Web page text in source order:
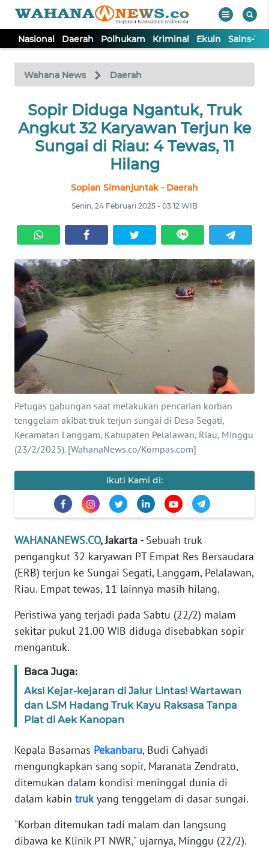
Nasional Daerah Polhukam Kriminal Ekuin Sains-
Wahana News Daerah
Sopir Diduga Ngantuk, Truk
Angkut 32 Karyawan Terjun ke
Sungai di Riau: 4 Tewas, 11
Hilang
Sopian Simanjuntak - Daerah
Senin, 24 Februari 2025 - 03:12 WIB
Petugas gabungan saat melakukan pencarian korban
tenggelam akibat truk terjun sungai di Desa Segati,
Kecamatan Langgam, Kabupaten Pelalawan, Riau, Minggu
(23/2/2025). [WahanaNews.co/Kompas.com]
Ikuti Kami di:
WAHANANEWS.CO, Jakarta -Sebuah truk
pengangkut 32 karyawan PT Empat Res Bersaudara
(ERB) terjun ke Sungai Segati, Langgam, Pelalawan,
Riau. Empat tewas, 11 lainnya masih hilang.
Peristiwa yang terjadi pada Sabtu (22/2) malam
sekitar pukul 21.00 WIB diduga disebabkan sopir
mengantuk.
Baca Juga:
Aksi Kejar-kejaran di Jalur Lintas! Wartawan
dan LSM Hadang Truk Kayu Raksasa Tanpa
Plat di Aek Kanopan
Kepala Basarnas Pekanbaru, Budi Cahyadi
mengungkapkan sang sopir, Maranata Zendrato,
ditemukan dalam kondisi meninggal dunia di
dalam kabin trukyang tenggelam di dasar sungai.
"Korban ditemukan tadi malam dan langsung
dibawa ke Klinik PT NWR," ujarnya, Minggu (22/2).
TV
Tutup
NASIONAL
DAERAH
EKUIN
SAINS-TEKNO
KESEHATAN
INTERNASIONAL
SERBA-SERBI
PENDIDIKAN
OLAHRAGA
EDITORIAL
Informasi
INDEKS
BERITA
KONTAK
KAMI
IKLAN
TENTANG
KAMI
PEDOMAN
MEDIA
SIBER
REDAKSI
KARIR